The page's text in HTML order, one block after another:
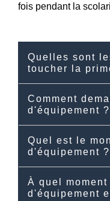
fois pendant la
Quelles sont
toucher la
Comment
d'équipement ?
Quel est le
d'équipement ?
À quel
d'équipement